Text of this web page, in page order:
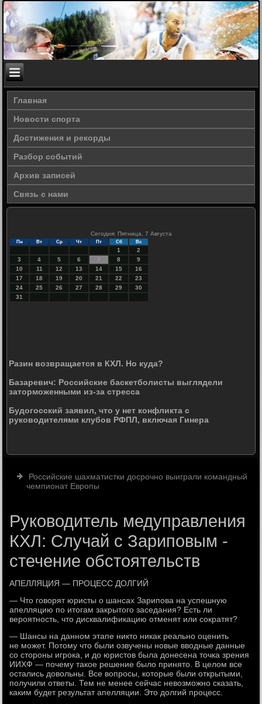
Главная
Новости спорта
Достижения и рекорды
Разбор событий
Архив записей
Связь с нами
Сегодня: Пятница, 7 Августа
Пн Вт Ср Чт Пт Сб Вс
1
2
3
4 5 6 7 8
9
10
11 12 13 14 15
16
17
18 19 20 21 22
23
24
25 26 27 28 29
30
31
Разин возвращается в КХЛ. Но куда?
Базаревич: Российские баскетболисты выглядели
заторможенными из-за стресса
Будогосский заявил, что у нет конфликта с
руководителями клубов РФПЛ, включая Гинера
Российские шахматистки досрочно выиграли командный
чемпионат Европы
Руководитель медуправления
КХЛ: Случай с Зариповым -
стечение обстоятельств
АПЕЛЛЯЦИЯ — ПРОЦЕСС ДОЛГИЙ
— Что говорят юристы о шансах Зарипова на успешную
апелляцию по итогам закрытого заседания? Есть ли
вероятность, что дисквалификацию отменят или сократят?
— Шансы на данном этапе никто никак реально оценить
не может. Потому что были озвучены новые вводные данные
со стороны игрока, и до юристов была донесена точка зрения
ИИХФ — почему такое решение было принято. В целом все
остались довольны. Все вопросы, которые были открытыми,
получили ответы. Тем не менее сейчас невозможно сказать,
каким будет результат апелляции. Это долгий процесс.